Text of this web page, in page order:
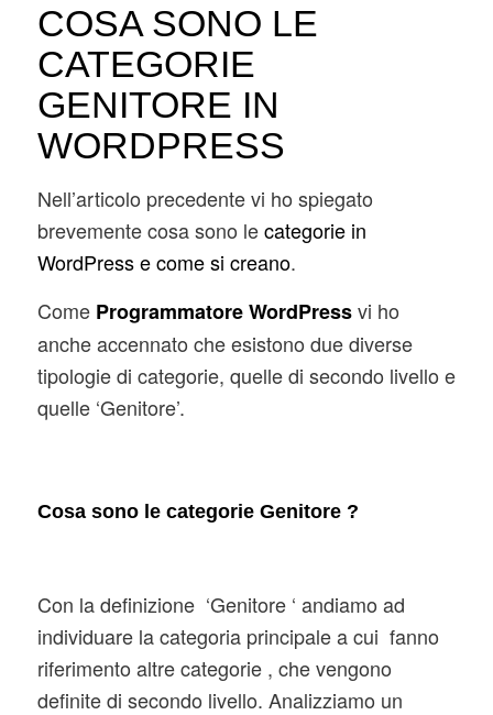
COSA SONO LE
CATEGORIE
GENITORE IN
WORDPRESS
Nell’articolo precedente vi ho spiegato
brevemente cosa sono lecategorie in
WordPress e come si creano.
Come Programmatore WordPressvi ho
anche accennato che esistono due diverse
tipologie di categorie, quelle di secondo livello e
quelle ‘Genitore’.
Cosa sono le categorie Genitore ?
Con la definizione ‘Genitore ‘ andiamo ad
individuare la categoria principale a cui fanno
riferimento altre categorie , che vengono
definite di secondo livello. Analizziamo un